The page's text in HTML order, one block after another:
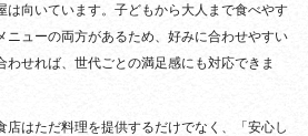
は向いています。子どもから大人まで食べやす
ニューの両方があるため、好みに合わせやすい
せれば、世代ごとの満足感にも対応できま
店はただ料理を提供するだけでなく、「安心し